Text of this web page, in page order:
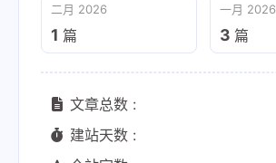
二月 2026
1 篇
一月 2026
3 篇
文章总数 :
建站天数 :